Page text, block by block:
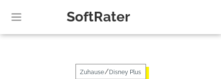
SoftRater
Zuhause/Disney Plus